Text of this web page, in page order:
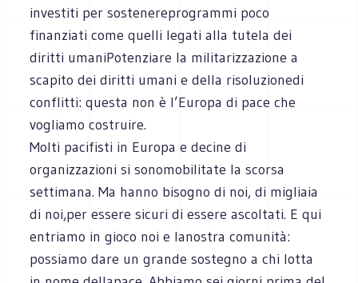
investiti per sostenereprogrammi poco
finanziati come quelli legati alla tutela dei
diritti umaniPotenziare la militarizzazione a
scapito dei diritti umani e della risoluzionedi
conflitti: questa non è l’Europa di pace che
vogliamo costruire.
Molti pacifisti in Europa e decine di
organizzazioni si sonomobilitate la scorsa
settimana. Ma hanno bisogno di noi, di migliaia
di noi,per essere sicuri di essere ascoltati. E qui
entriamo in gioco noi e lanostra comunità:
possiamo dare un grande sostegno a chi lotta